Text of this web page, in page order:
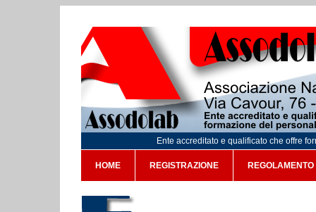
Ente accreditato e qualificato che offre
HOME REGISTRAZIONE REGOLAMENTO